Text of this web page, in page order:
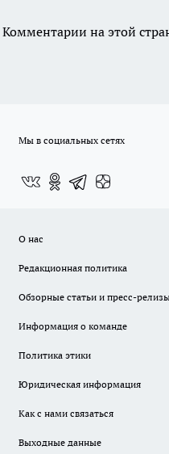
Комментарии на этой
Мы в социальных сетях
О нас
Редакционная политика
Обзорные статьи и пресс-
Информация о команде
Политика этики
Юридическая информация
Как с нами связаться
Выходные данные